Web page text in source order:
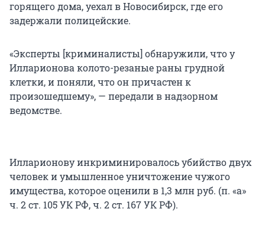
горящего дома, уехал в Новосибирск, где его
задержали полицейские.
«Эксперты [криминалисты] обнаружили, что у
Илларионова колото-резаные раны грудной
клетки, и поняли, что он причастен к
произошедшему», — передали в надзорном
ведомстве.
Илларионову инкриминировалось убийство двух
человек и умышленное уничтожение чужого
имущества, которое оценили в 1,3 млн руб. (п. «а»
ч. 2 ст. 105 УК РФ, ч. 2 ст. 167 УК РФ).